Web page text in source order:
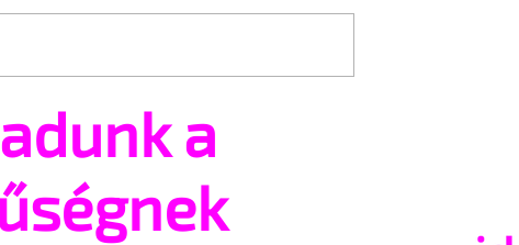
Bailey új szerepben a